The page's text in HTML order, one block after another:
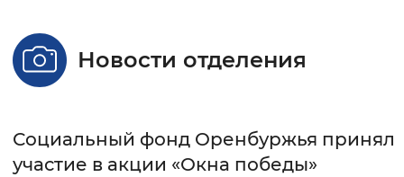
Стандартный Увеличенный
Без засечек С засечками
Новости отделения
Социальный фонд Оренбуржья принял
участие в акции «Окна победы»